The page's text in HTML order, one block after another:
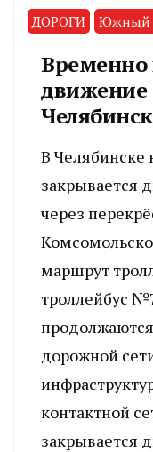
ДОРОГИ Южный
Временно
движение
В Челябинске
закрывается
через
маршрут
троллейбус
дорожной
контактной
закрывается